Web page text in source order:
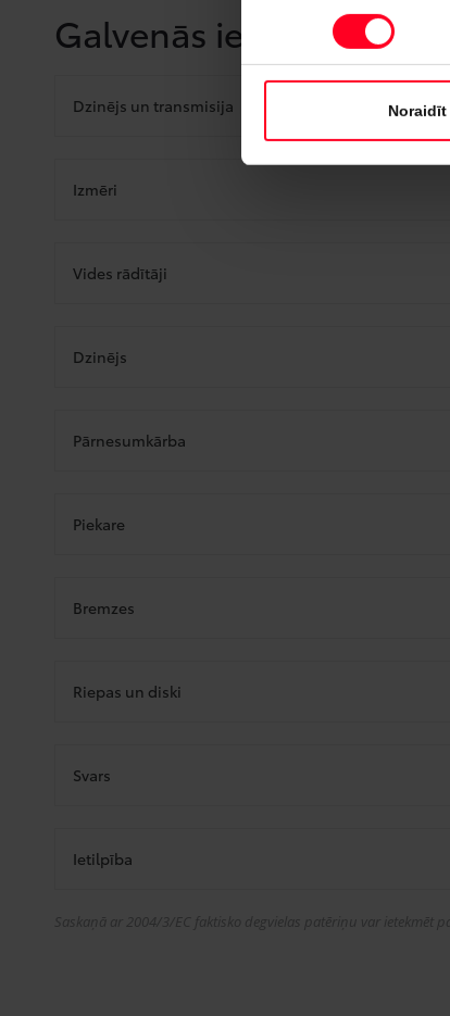
Noraidīt
Galvenās iezīmes
Dzinējs un transmisija
Izmēri
Vides rādītāji
Dzinējs
Pārnesumkārba
Piekare
Bremzes
Riepas un diski
Svars
Ietilpība
Saskaņā ar 2004/3/EC faktisko degvielas patēriņu var